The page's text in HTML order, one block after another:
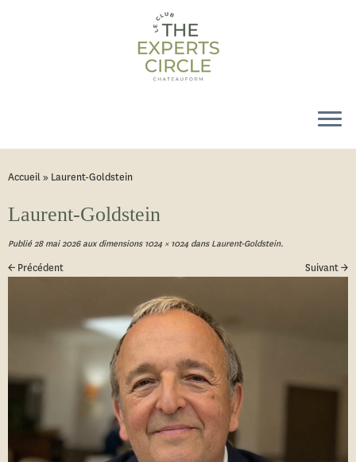
Accueil» Laurent-Goldstein
Laurent-Goldstein
Publié 28 mai 2026aux dimensions1024 × 1024 dansLaurent-Goldstein.
← Précédent Suivant →